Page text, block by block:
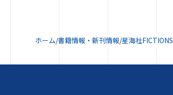
ホーム/書籍情報・新刊情報/星海社FICTIONS